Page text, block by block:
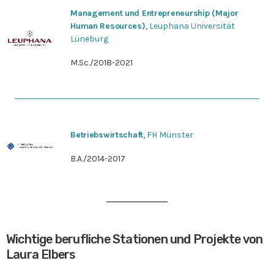
Management und Entrepreneurship (Major
Human Resources), Leuphana Universität
Lüneburg
M.Sc./2018-2021
Betriebswirtschaft, FH Münster
B.A./2014-2017
Wichtige berufliche Stationen und Projekte von
Laura Elbers